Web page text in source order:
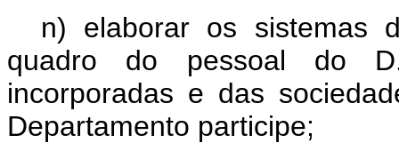
n) elaborar os sistemas
quadro do pessoal do
incorporadas e das
Departamento participe;